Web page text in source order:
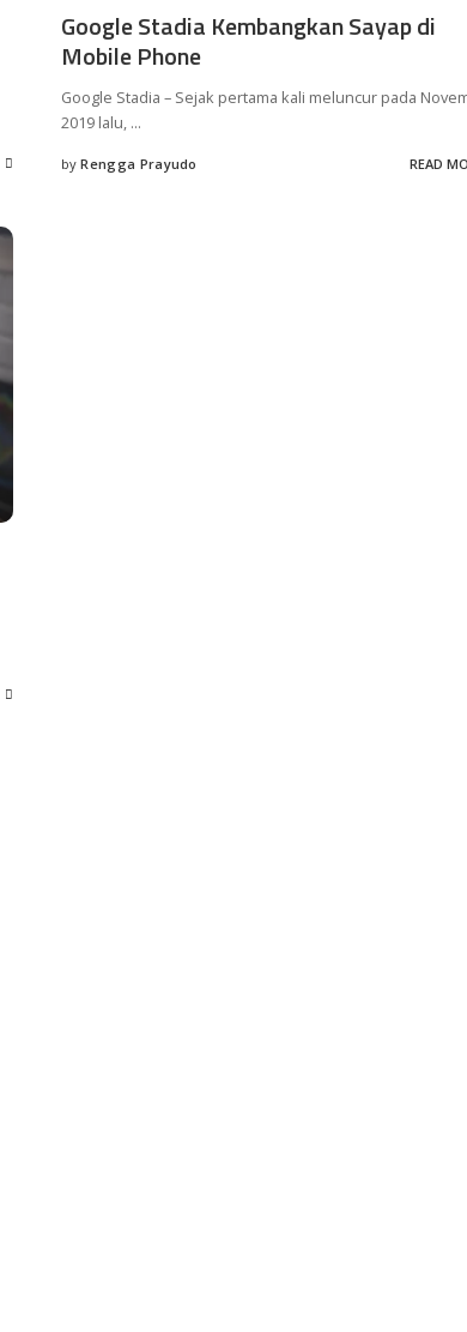
Google Stadia Kembangkan Sayap di
Mobile Phone
Google Stadia – Sejak pertama kali meluncur pada
2019 lalu, ...
Posted
by Rengga Prayudo READ